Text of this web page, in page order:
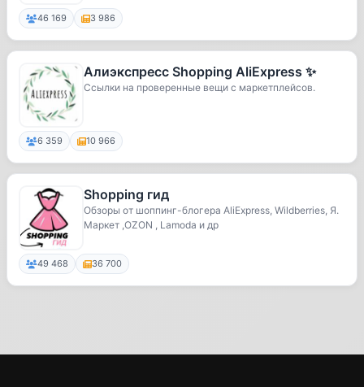
46 169 3 986
Алиэкспресс Shopping AliExpress ✨
Ссылки на проверенные вещи с маркетплейсов.
6 359 10 966
Shopping гид
Обзоры от шоппинг-блогера AliExpress, Wildberries, Я.
Маркет ,OZON , Lamoda и др
49 468 36 700